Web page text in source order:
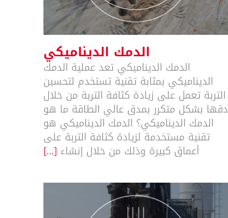
الدمك الديناميكي
الدمك الديناميكي تعد عملية الدمك
الديناميكي بمثابة تقنية تستخدم لتحسين
التربة تعمل على زيادة كثافة التربة من خلال
دقها بشكل متكرر بمدق عالي الطاقة ما هو
الدمك الديناميكي؟ الدمك الديناميكي هو
تقنية مستخدمة لزيادة كثافة التربة على
أعماق كبيرة وذلك من خلال إنشاء [...]